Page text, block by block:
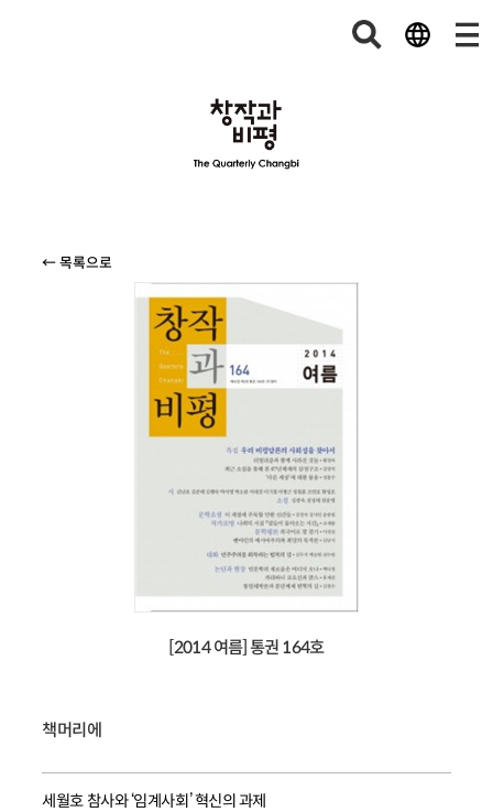
← 목록으로
[2014 여름] 통권 164호
책머리에
세월호 참사와 ‘임계사회’ 혁신의 과제